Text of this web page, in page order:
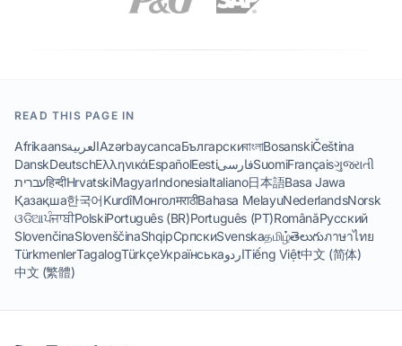
READ THIS PAGE IN
AfrikaansالعربيةAzərbaycancaБългарскиবাংলাBosanskiČeština
DanskDeutschΕλληνικάEspañolEestiفارسیSuomiFrançaisગુજરાતી
עבריתहिन्दीHrvatskiMagyarIndonesiaItaliano日本語Basa Jawa
Қазақша한국어KurdîМонголमराठीBahasa MelayuNederlandsNorsk
ଓଡିଆਪੰਜਾਬੀPolskiPortuguês (BR)Português (PT)RomânăРусский
SlovenčinaSlovenščinaShqipСрпскиSvenskaதமிழ்తెలుగుภาษาไทย
TürkmenlerTagalogTürkçeУкраїнськаاردوTiếng Việt中文 (简体)
中文 (繁體)